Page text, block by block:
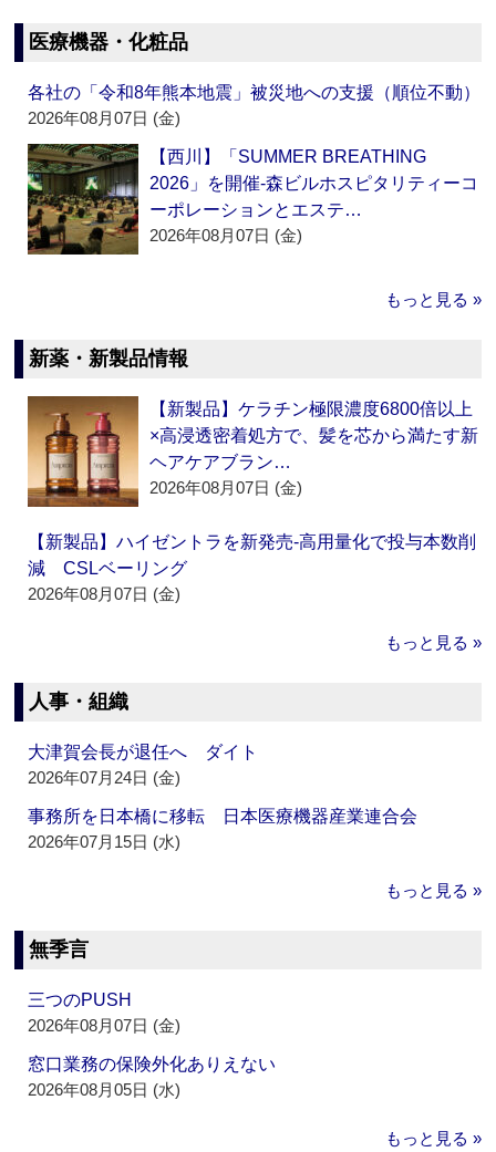
医療機器・化粧品
各社の「令和8年熊本地震」被災地への支援（順位不動）
2026年08月07日 (金)
【西川】「SUMMER BREATHING
2026」を開催‐森ビルホスピタリティーコ
ーポレーションとエステ…
2026年08月07日 (金)
もっと見る »
新薬・新製品情報
【新製品】ケラチン極限濃度6800倍以上
×高浸透密着処方で、髪を芯から満たす新
ヘアケアブラン…
2026年08月07日 (金)
【新製品】ハイゼントラを新発売‐高用量化で投与本数削
減 CSLベーリング
2026年08月07日 (金)
もっと見る »
人事・組織
大津賀会長が退任へ ダイト
2026年07月24日 (金)
事務所を日本橋に移転 日本医療機器産業連合会
2026年07月15日 (水)
もっと見る »
無季言
三つのPUSH
2026年08月07日 (金)
窓口業務の保険外化ありえない
2026年08月05日 (水)
もっと見る »